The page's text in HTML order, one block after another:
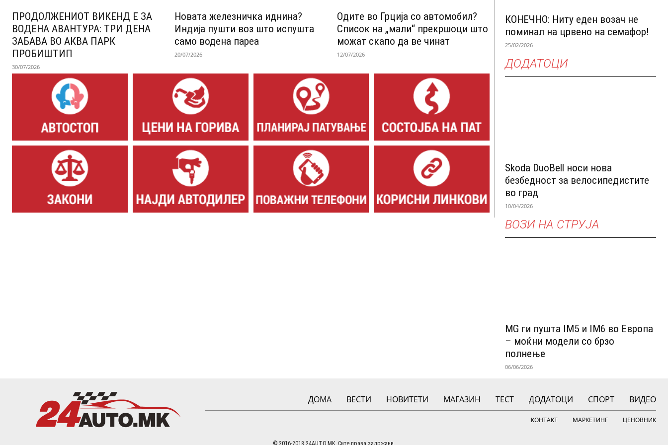
ПРОДОЛЖЕНИОТ ВИКЕНД Е ЗА
ВОДЕНА АВАНТУРА: ТРИ ДЕНА
ЗАБАВА ВО АКВА ПАРК
ПРОБИШТИП
30/07/2026
Новата железничка иднина?
Индија пушти воз што испушта
само водена пареа
20/07/2026
Одитe во Грција со автомобил?
Список на „мали“ прекршоци што
можат скапо да ве чинат
12/07/2026
КОНЕЧНО: Ниту еден возач не
поминал на црвено на семафор!
25/02/2026
ДОДАТОЦИ
Skoda DuoBell носи нова
безбедност за велосипедистите
во град
10/04/2026
ВОЗИ НА СТРУЈА
MG ги пушта IM5 и IM6 во Европа
– моќни модели со брзо
полнење
06/06/2026
ДОМА ВЕСТИ НОВИТЕТИ МАГАЗИН ТЕСТ ДОДАТОЦИ СПОРТ ВИДЕО
КОНТАКТ МАРКЕТИНГ ЦЕНОВНИК
© 2016-2018 24AUTO.MK. Сите права задржани.